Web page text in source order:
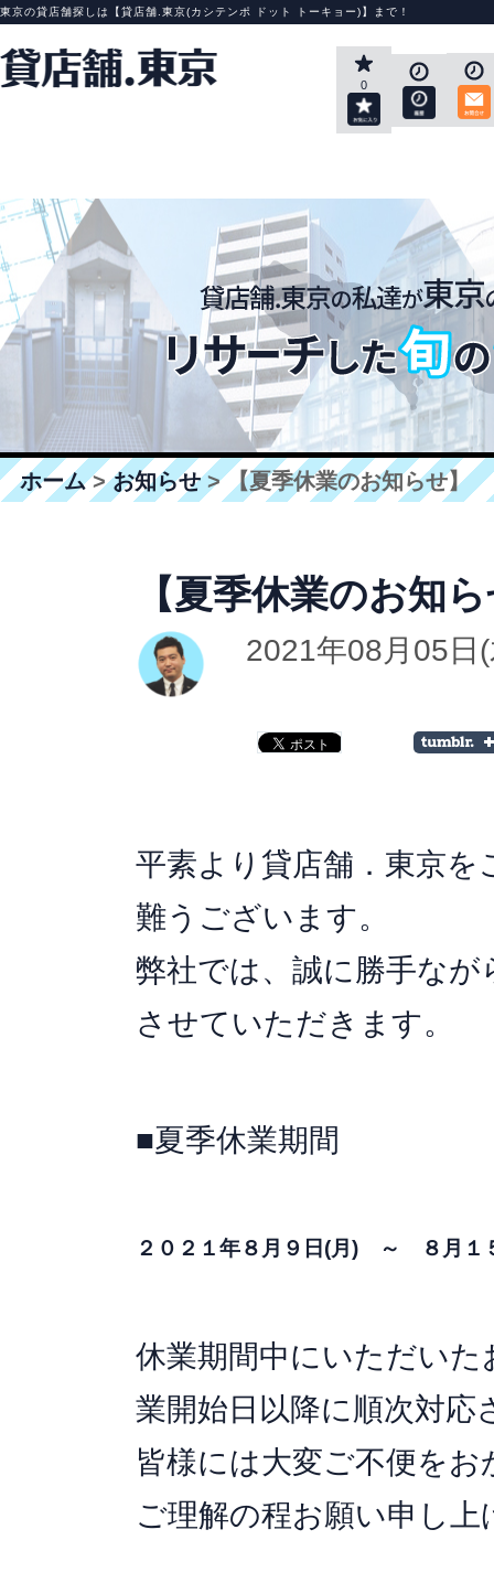
東京の貸店舗探しは【貸店舗.東京(カシテンポ ドット トーキョー)】まで！
0
ホーム>お知らせ> 【夏季休業のお知らせ】
【夏季休業のお知
2021年08月05日
平素より貸店舗．東京
難うございます。
弊社では、誠に勝手なが
させていただきます。
■夏季休業期間
２０２１年８月９日(月) ～ ８月１
休業期間中にいただい
業開始日以降に順次対
皆様には大変ご不便を
ご理解の程お願い申し上